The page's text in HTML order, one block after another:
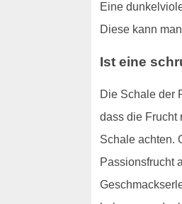
Eine
Diese kann
Ist eine
Die Schale der
dass die Frucht
Schale achten.
Passionsfrucht